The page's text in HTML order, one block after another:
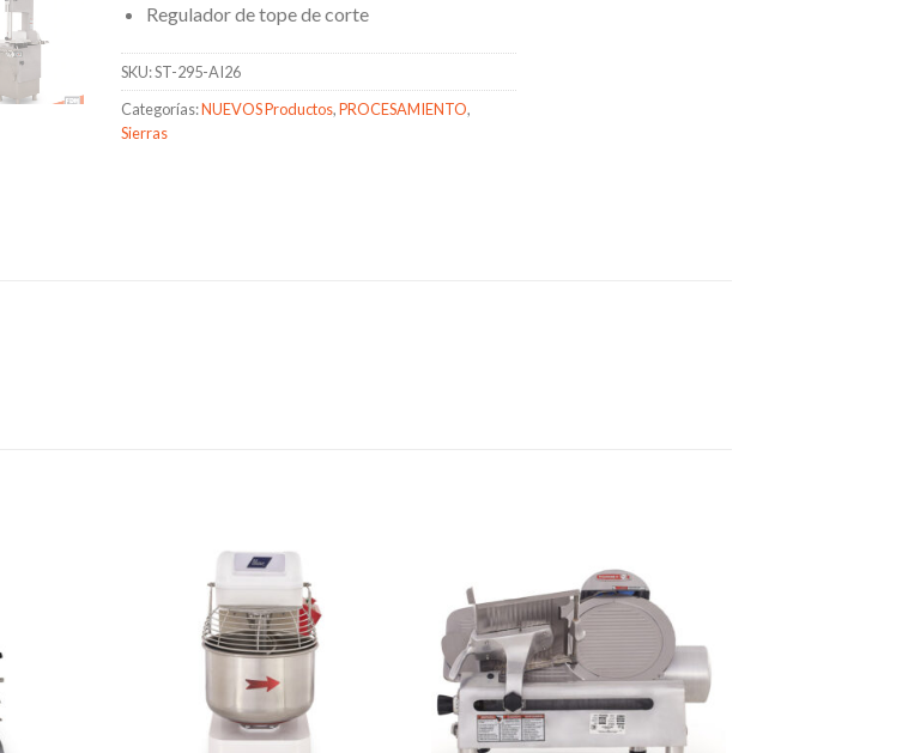
Regulador de tope de corte
SKU:ST-295-AI26
Categorías:NUEVOS Productos,PROCESAMIENTO,
Sierras
Añadir
a la
lista de
deseos